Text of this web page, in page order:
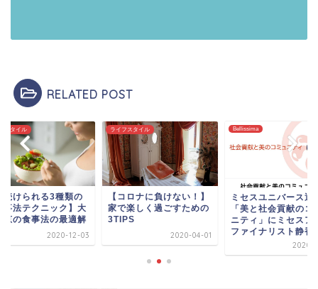
RELATED POST
スタイル
ロナに負けない！】
楽しく過ごすための
2020-04-01
Bellissima
ミセスユニバース通信｜
「美と社会貢献のコミュ
ニティ」にミセスアース
ファイナリスト静香...
2020-12-05
ライフスタイル
一生続けられる3種
【食事法テクニック
島一恵の食事法の最
2020-